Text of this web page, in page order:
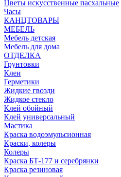
Цветы искусственные пасхальные
Часы
КАНЦТОВАРЫ
МЕБЕЛЬ
Мебель детская
Мебель для дома
ОТДЕЛКА
Грунтовки
Клеи
Герметики
Жидкие гвозди
Жидкое стекло
Клей обойный
Клей универсальный
Мастика
Краска водоэмульсионная
Краски, колеры
Колеры
Краска БТ-177 и серебрянки
Краска резиновая